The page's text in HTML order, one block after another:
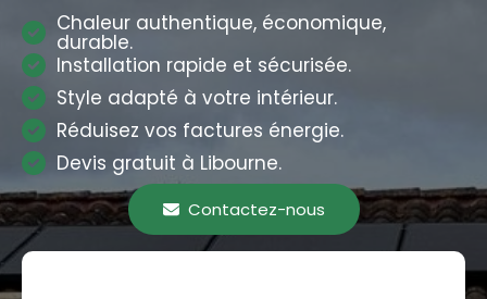
Chaleur authentique, économique,
durable.
Installation rapide et sécurisée.
Style adapté à votre intérieur.
Réduisez vos factures énergie.
Devis gratuit à Libourne.
Contactez-nous